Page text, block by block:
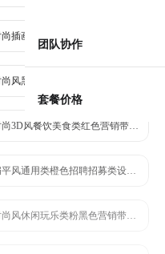
团队协作
套餐价格
时尚3D风餐饮美食类红色营销带货愚人节酒吧营销手机全屏海报
扁平风通用类橙色招聘招募类设计岗位手机全屏海报
时尚风休闲玩乐类粉黑色营销带货酒吧营销手机全屏海报